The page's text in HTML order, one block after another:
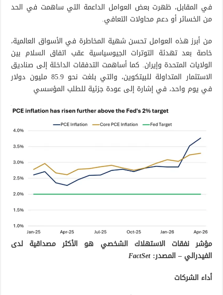
في المقابل، ظهرت بعض العوامل الداعمة التي ساهمت في الحد
من الخسائر أو دعم محاولات التعافي.
من أبرز هذه العوامل تحسن شهية المخاطرة في الأسواق العالمية،
خاصة بعد تهدئة التوترات الجيوسياسية عقب اتفاق السلام بين
الولايات المتحدة وإيران. كما أساهمت التدفقات الداخلة إلى صناديق
الاستثمار المتداولة للبيتكوين، والتي بلغت نحو 85.9 مليون دولار
في يوم واحد، في إشارة إلى عودة جزئية للطلب المؤسسي
مؤشر نفقات الاستهلاك الشخصي هو الأكثر مصداقية لدى
الفيدرالي – المصدر:FactSet
أداء الشركات